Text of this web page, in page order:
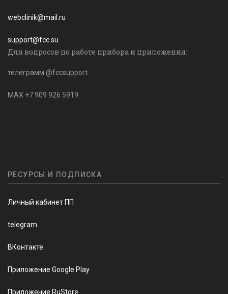
webclinik@mail.ru
support@fcc.su
Для вопросов по работе прибора и приложения:
телеграмм @fccsupport
MAX +7 909 926 5919
РЕСУРСЫ И ПОДПИСКА
Личный кабинет ПП
telegram
ВКонтакте
Приложение Google Play
Приложение RuStore